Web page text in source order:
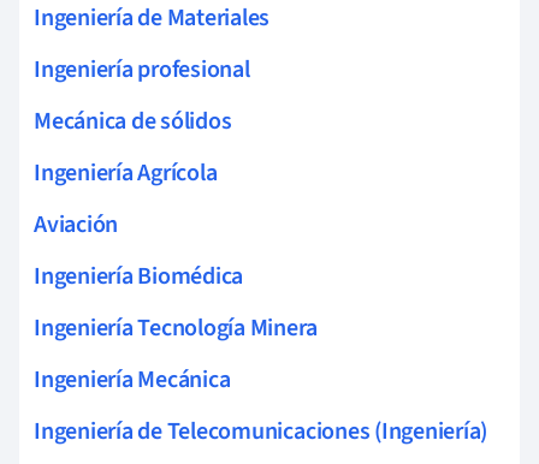
Ingeniería de Materiales
Ingeniería profesional
Mecánica de sólidos
Ingeniería Agrícola
Aviación
Ingeniería Biomédica
Ingeniería Tecnología Minera
Ingeniería Mecánica
Ingeniería de Telecomunicaciones (Ingeniería)